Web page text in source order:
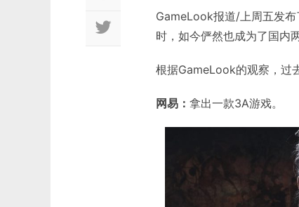
GameLook报道/上周五发
时，如今俨然也成为了国内
根据GameLook的观察，过
网易： 拿出一款3A游戏。